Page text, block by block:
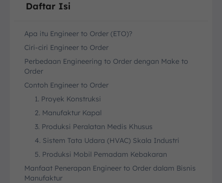
Daftar Isi
Apa itu Engineer to Order (ETO)?
Ciri-ciri Engineer to Order
Perbedaan Engineering to Order dengan Make to
Order
Contoh Engineer to Order
1. Proyek Konstruksi
2. Manufaktur Kapal
3. Produksi Peralatan Medis Khusus
4. Sistem Tata Udara (HVAC) Skala Industri
5. Produksi Mobil Pemadam Kebakaran
Manfaat Penerapan Engineer to Order dalam Bisnis
Manufaktur